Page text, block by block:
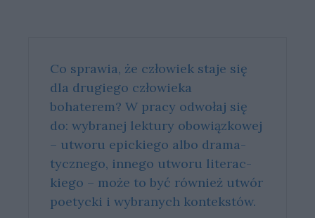
Co sprawia, że człowiek staje się
dla drugiego człowieka
bohaterem? W pra­cy od­wo­łaj się
do: wy­bra­nej lek­tu­ry obo­wiąz­ko­wej
– utwo­ru epic­kie­go albo dra­ma­
tycz­ne­go, in­ne­go utwo­ru li­te­rac­
kie­go – może to być rów­nież utwór
po­etyc­ki i wy­bra­nych kon­tek­stów.